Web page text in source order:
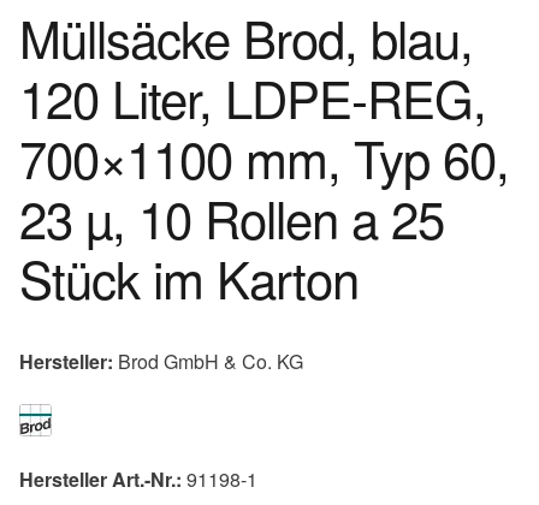
Müllsäcke Brod, blau,
120 Liter, LDPE-REG,
700×1100 mm, Typ 60,
23 µ, 10 Rollen a 25
Stück im Karton
Hersteller: Brod GmbH & Co. KG
Hersteller Art.-Nr.: 91198-1